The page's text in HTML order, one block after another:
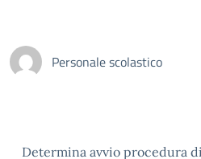
Personale scolastico
Determina avvio procedura